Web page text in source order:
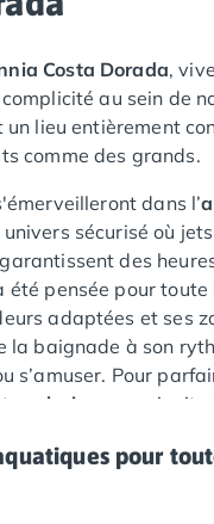
sur-Mer
Roussillon
des-Cots
Costa Dorada,
au sein de
un lieu entièrement
comme des grands.
dans l’
univers sécurisé où
des
été pensée pour toute
adaptées et ses
la baignade à son
s’amuser. Pour
solarium
vous invite
pour